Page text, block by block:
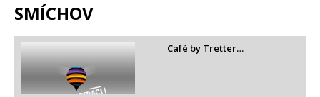
SMÍCHOV
Café by Tretter…